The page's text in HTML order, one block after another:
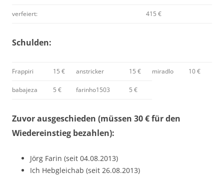
verfeiert: 415 €
Schulden:
Frappiri 15 € anstricker 15 € miradlo 10 €
babajeza 5 € farinho1503 5 €
Zuvor ausgeschieden (müssen 30 € für den
Wiedereinstieg bezahlen):
Jörg Farin (seit 04.08.2013)
Ich Hebgleichab (seit 26.08.2013)